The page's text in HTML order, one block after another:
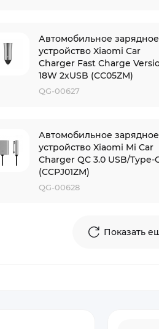
Автомобильное зарядное
устройство Xiaomi Car
Charger Fast Charge
18W 2хUSB (CC05ZM)
QG-00627
Автомобильное зарядное
устройство Xiaomi Mi Car
Charger QC 3.0 USB/Type-
(CCPJ01ZM)
QG-00628
Показать